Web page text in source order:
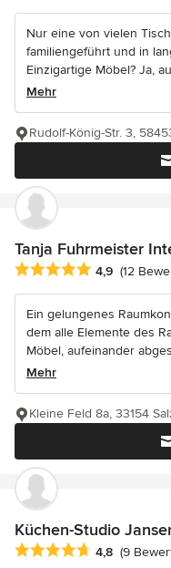
Nur eine von vielen
familiengeführt und in
Einzigartige Möbel? Ja,
Mehr
Rudolf-König-Str. 3,
Tanja Fuhrmeister
Durchschnittliche
4,9 (12
Ein gelungenes
dem alle Elemente des
Möbel, aufeinander
Mehr
Kleine Feld 8a, 33154
Küchen-Studio
Durchschnittliche
4,8 (9